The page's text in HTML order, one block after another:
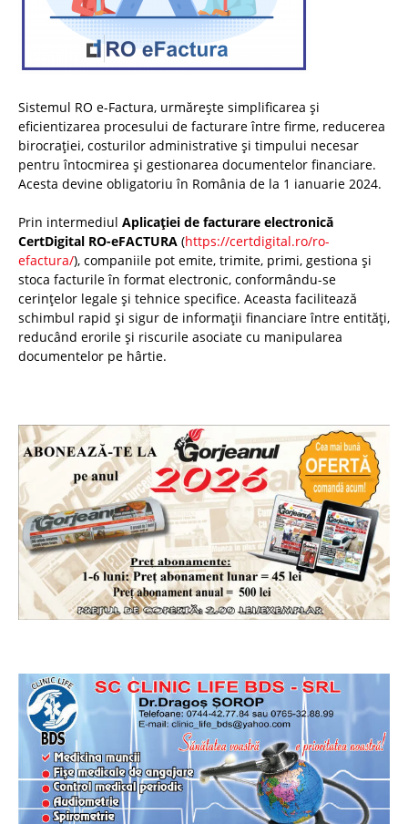
Sistemul RO e-Factura, urmărește simplificarea și
eficientizarea procesului de facturare între firme, reducerea
birocrației, costurilor administrative și timpului necesar
pentru întocmirea și gestionarea documentelor financiare.
Acesta devine obligatoriu în România de la 1 ianuarie 2024.
Prin intermediul Aplicației de facturare electronică
CertDigital RO-eFACTURA (https://certdigital.ro/ro-
efactura/), companiile pot emite, trimite, primi, gestiona și
stoca facturile în format electronic, conformându-se
cerințelor legale și tehnice specifice. Aceasta facilitează
schimbul rapid și sigur de informații financiare între entități,
reducând erorile și riscurile asociate cu manipularea
documentelor pe hârtie.